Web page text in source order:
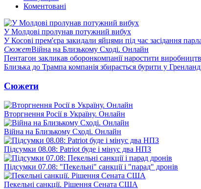
Коментовані
У Молдові пролунав потужний вибух
У Косові прем'єра закидали яйцями під час засідання
СюжетВійна на Близькому Сході. Онлайн
Пентагон закликав оборонкомпанії наростити
Близька до Трампа компанія збирається бурити у
Сюжети
Вторгнення Росії в Україну. Онлайн
Війна на Близькому Сході. Онлайн
Підсумки 08.08: Patriot буде і мінус два НПЗ
Підсумки 07.08: "Пекельні" санкції і "парад" дронів
Пекельні санкції. Рішення Сената США